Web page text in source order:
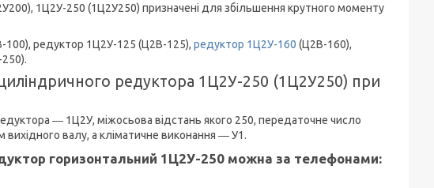
1Ц2У-250 (1Ц2У250) призначені для збільшення крутного моменту
100), редуктор 1Ц2У-125 (Ц2В-125), редуктор 1Ц2У-160 (Ц2В-160),
редуктора 1Ц2У-250 (1Ц2У250) при
― 1Ц2У, міжосьова відстань якого 250, передаточне число
вихідного валу, а кліматичне виконання ― У1.
горизонтальний 1Ц2У-250 можна за телефонами: